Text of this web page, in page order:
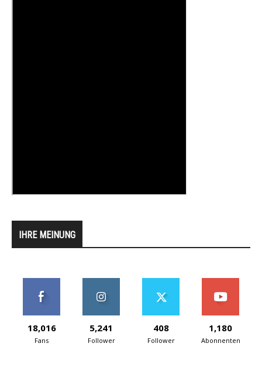
IHRE MEINUNG
18,016
Fans
5,241
Follower
408
Follower
1,180
Abonnenten